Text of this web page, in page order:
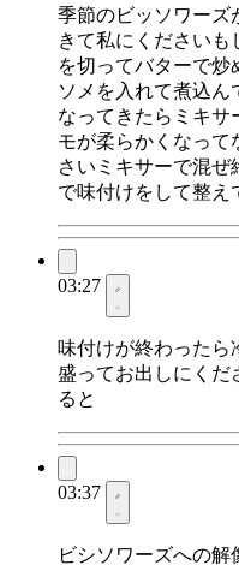
季節のビッソワーズ
きて私にください
を切ってバターで炒
ソメを入れて煮込ん
なってきたらミキサ
モが柔らかくなって
さいミキサーで混ぜ
で味付けをして整え
03:27
味付けが終わったら
盛ってお出しにくだ
ると
03:37
ビシソワーズへの